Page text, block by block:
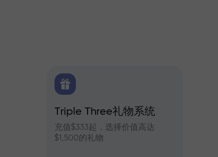
Triple Three礼物系统
充值$333起，选择价值高达
$1,500的礼物